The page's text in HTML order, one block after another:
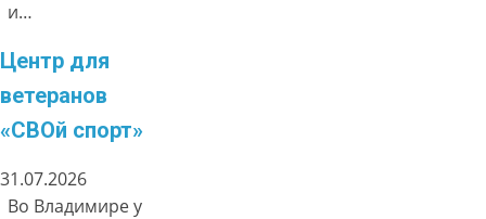
и…
Центр для
ветеранов
«СВОй спорт»
31.07.2026
Во Владимире у